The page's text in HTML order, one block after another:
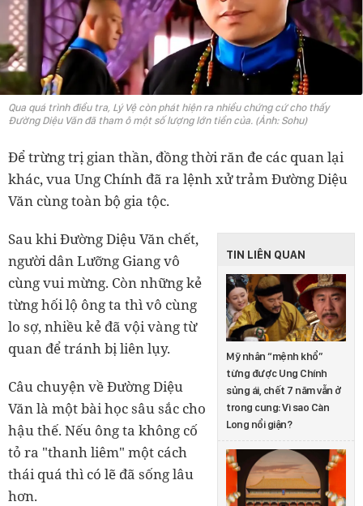
Qua quá trình điều tra, Lý Vệ còn phát hiện ra nhiều chứng cứ cho thấy
Đường Diệu Văn đã tham ô một số lượng lớn tiền của. (Ảnh: Sohu)
Để trừng trị gian thần, đồng thời răn đe các quan lại
khác, vua Ung Chính đã ra lệnh xử trảm Đường Diệu
Văn cùng toàn bộ gia tộc.
TIN LIÊN QUAN
Mỹ nhân “mệnh khổ”
từng được Ung Chính
sủng ái, chết 7 năm vẫn ở
trong cung: Vì sao Càn
Long nổi giận?
Sau khi Đường Diệu Văn chết,
người dân Lưỡng Giang vô
cùng vui mừng. Còn những kẻ
từng hối lộ ông ta thì vô cùng
lo sợ, nhiều kẻ đã vội vàng từ
quan để tránh bị liên lụy.
Câu chuyện về Đường Diệu
Văn là một bài học sâu sắc cho
hậu thế. Nếu ông ta không cố
tỏ ra "thanh liêm" một cách
thái quá thì có lẽ đã sống lâu
hơn.